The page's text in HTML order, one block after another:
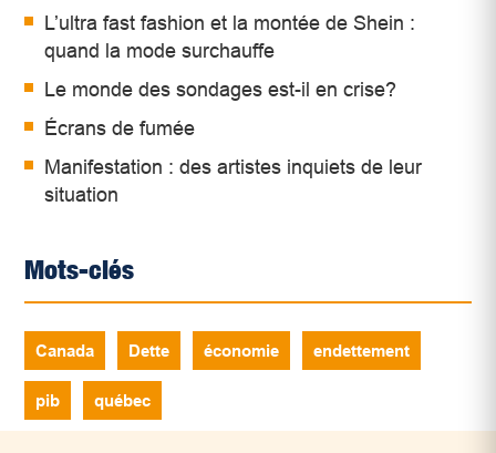
L’ultra fast fashion et la montée de Shein :
quand la mode surchauffe
Le monde des sondages est-il en crise?
Écrans de fumée
Manifestation : des artistes inquiets de leur
situation
Mots-clés
Canada Dette économie endettement
pib québec